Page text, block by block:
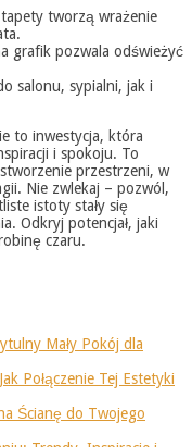
tworzą wrażenie
grafik pozwala odświeżyć
salonu, sypialni, jak i
to inwestycja, która
i spokoju. To
przestrzeni, w
Nie zwlekaj – pozwól,
istoty stały się
Odkryj potencjał, jaki
czaru.
Mały Pokój dla
Połączenie Tej Estetyki
Ścianę do Twojego